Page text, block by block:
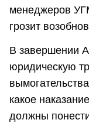
менеджеров
грозит
В завершении
юридическую
какое
должны